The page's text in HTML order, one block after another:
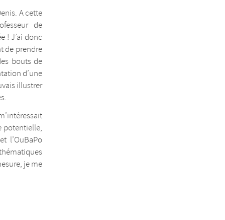
A cette
de
! J’ai donc
de prendre
bouts de
d’une
illustrer
potentielle,
l’OuBaPo
je me